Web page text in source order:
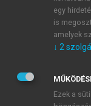
Kérek
Kérek
veszem és
egy
is
amelyek
↓ 2
Ezek a